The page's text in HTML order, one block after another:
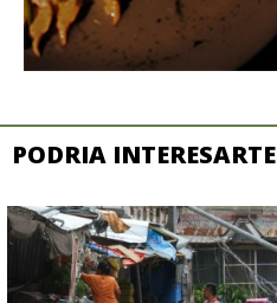
PODRIA INTERESARTE